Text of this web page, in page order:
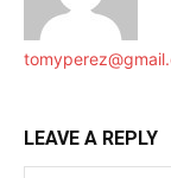
LEAVE A REPLY